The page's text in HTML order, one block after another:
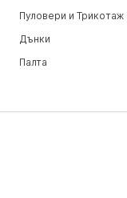
Пуловери и Трикотаж
Дънки
Палта
Поли